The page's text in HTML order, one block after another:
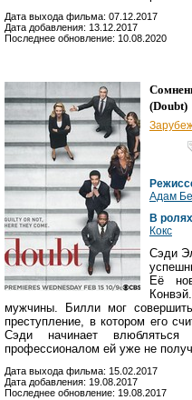
Дата выхода фильма: 07.12.2017
Дата добавления: 13.12.2017
Последнее обновление: 10.08.2020
(Doubt)
Адам
В ролях
Кокс
Сэди
Её
мужчины. Билли мог
преступление, в котором его
Сэди начинает
профессионалом ей уже не
Дата выхода фильма: 15.02.2017
Дата добавления: 19.08.2017
Последнее обновление: 19.08.2017